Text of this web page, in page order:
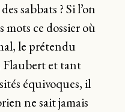
sabbats ? Si l’on
ce dossier où
le prétendu
Flaubert et tant
équivoques, il
ne sait jamais